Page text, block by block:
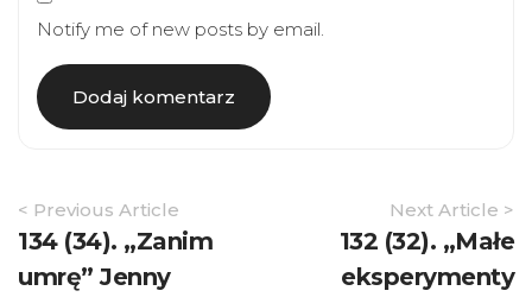
Notify me of new posts by email.
Article
Navigation
< Previous Article
134 (34). „Zanim
umrę” Jenny
Next Article >
132 (32). „Małe
eksperymenty